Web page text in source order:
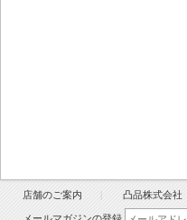
店舗のご案内 凸品株式会社